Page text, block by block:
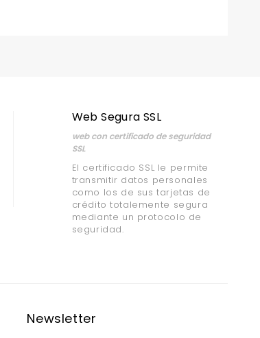
Web Segura SSL
web con certificado de seguridad
SSL
El certificado SSL le permite
transmitir datos personales
como los de sus tarjetas de
crédito totalemente segura
mediante un protocolo de
seguridad.
Newsletter